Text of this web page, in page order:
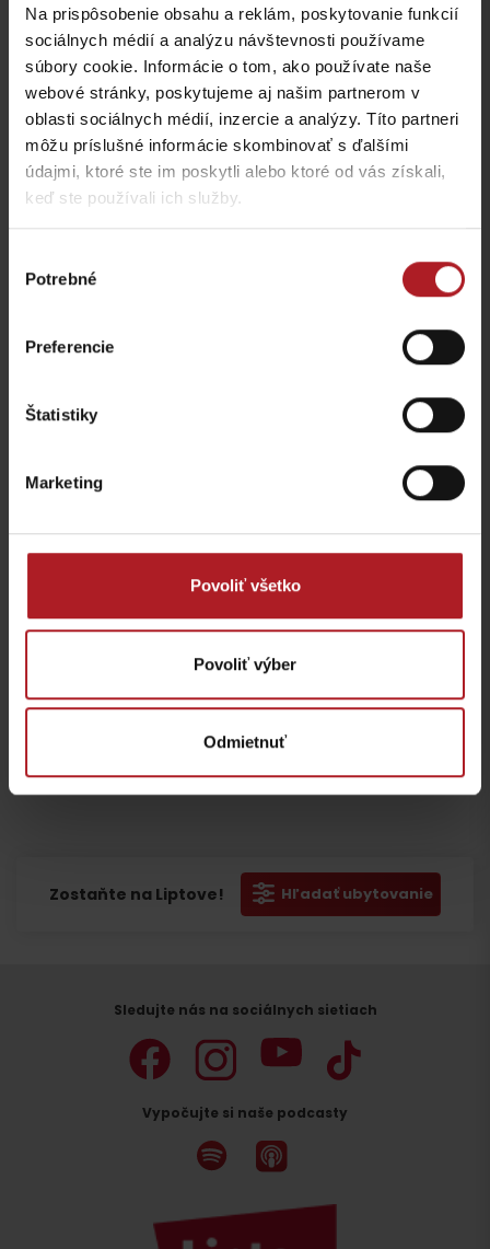
Na prispôsobenie obsahu a reklám, poskytovanie funkcií
sociálnych médií a analýzu návštevnosti používame
súbory cookie. Informácie o tom, ako používate naše
webové stránky, poskytujeme aj našim partnerom v
oblasti sociálnych médií, inzercie a analýzy. Títo partneri
môžu príslušné informácie skombinovať s ďalšími
údajmi, ktoré ste im poskytli alebo ktoré od vás získali,
keď ste používali ich služby.
súhlasu
Potrebné
Preferencie
Štatistiky
Marketing
Povoliť všetko
Povoliť výber
Odmietnuť
Viac informácií o Liptov region karte aj v
našich Liptov News
Prosím, pre zobrazenie videa,akceptujte cookies pre
marketing.
Prosím, pre zobrazenie videa,
akceptujte cookies pre
videa,
akceptujte
Prosím, pre
zobrazenie
videa,
akceptujte
videa,
akceptujte
Zostaňte na Liptove! Hľadať ubytovanie
Sledujte nás na sociálnych sietiach
Vypočujte si naše podcasty